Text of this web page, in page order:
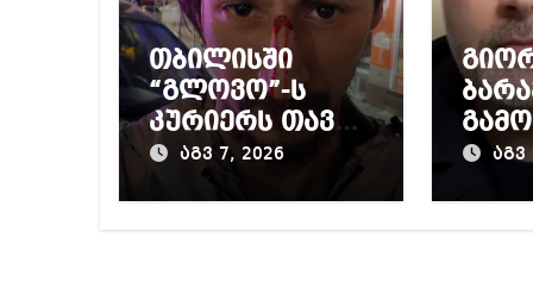
თბილისში
“გლოვო”-ს
კურიერს თავს
დაესხნენ
აგვ 7, 2026 აგვ